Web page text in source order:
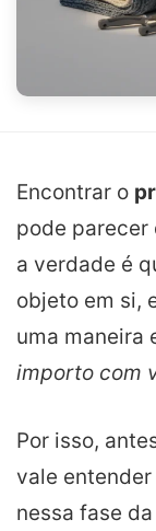
Encontrar o
pode parecer
a verdade é
objeto em si,
uma maneira
importo com
Por isso,
vale
nessa fase